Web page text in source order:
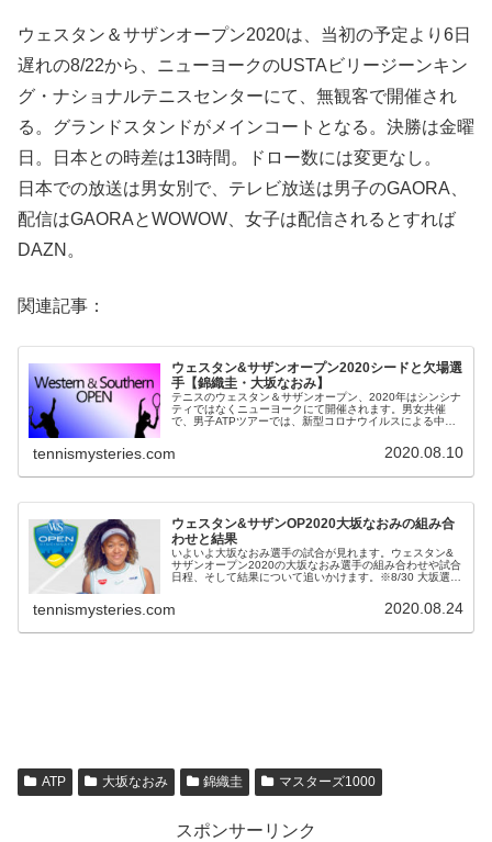
ウェスタン＆サザンオープン2020は、当初の予定より6日
遅れの8/22から、ニューヨークのUSTAビリージーンキン
グ・ナショナルテニスセンターにて、無観客で開催され
る。グランドスタンドがメインコートとなる。決勝は金曜
日。日本との時差は13時間。ドロー数には変更なし。
日本での放送は男女別で、テレビ放送は男子のGAORA、
配信はGAORAとWOWOW、女子は配信されるとすれば
DAZN。
関連記事：
ウェスタン&サザンオープン2020シードと欠場選
手【錦織圭・大坂なおみ】
テニスのウェスタン＆サザンオープン、2020年はシンシナ
ティではなくニューヨークにて開催されます。男女共催
で、男子ATPツアーでは、新型コロナウイルスによる中断
tennismysteries.com 2020.08.10
ウェスタン&サザンOP2020大坂なおみの組み合
わせと結果
いよいよ大坂なおみ選手の試合が見れます。ウェスタン&
サザンオープン2020の大坂なおみ選手の組み合わせや試合
日程、そして結果について追いかけます。※8/30 大坂選手
tennismysteries.com 2020.08.24
ATP 大坂なおみ 錦織圭 マスターズ1000
スポンサーリンク